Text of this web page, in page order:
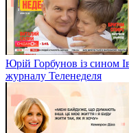
Юрій Горбунов із сином
журналу Теленеделя